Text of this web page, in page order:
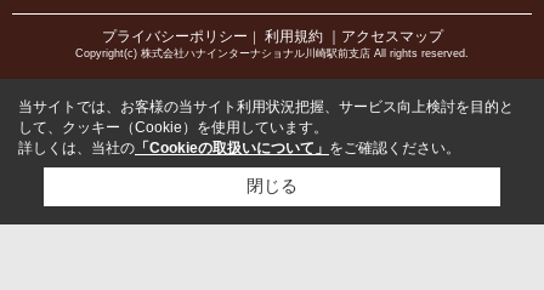
プライバシーポリシー ｜ 利用規約 ｜アクセスマップ
Copyright(c) 株式会社ハナインターナショナル川崎駅前支店 All rights reserved.
当サイトでは、お客様の当サイト利用状況把握、サービス向上検討を目的と
して、クッキー（Cookie）を使用しています。
詳しくは、当社の 「Cookieの取扱いについて」 をご確認ください。
閉じる